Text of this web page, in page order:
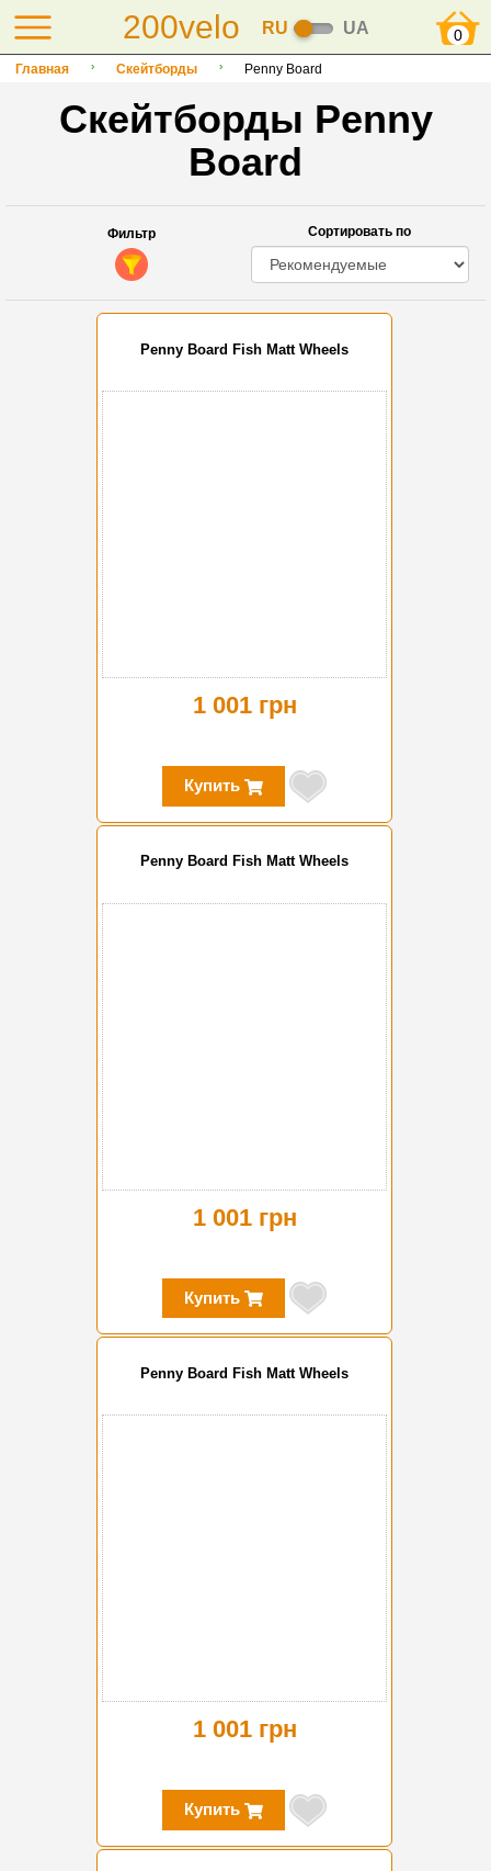
200velo RU UA 0
Главная Скейтборды Penny Board
Скейтборды Penny
Board
Фильтр Сортировать по
Penny Board Fish Matt Wheels
1 001 грн
Купить
Penny Board Fish Matt Wheels
1 001 грн
Купить
Penny Board Fish Matt Wheels
1 001 грн
Купить